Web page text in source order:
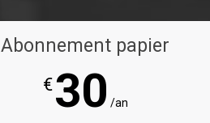
Abonnement papier
€30 /an